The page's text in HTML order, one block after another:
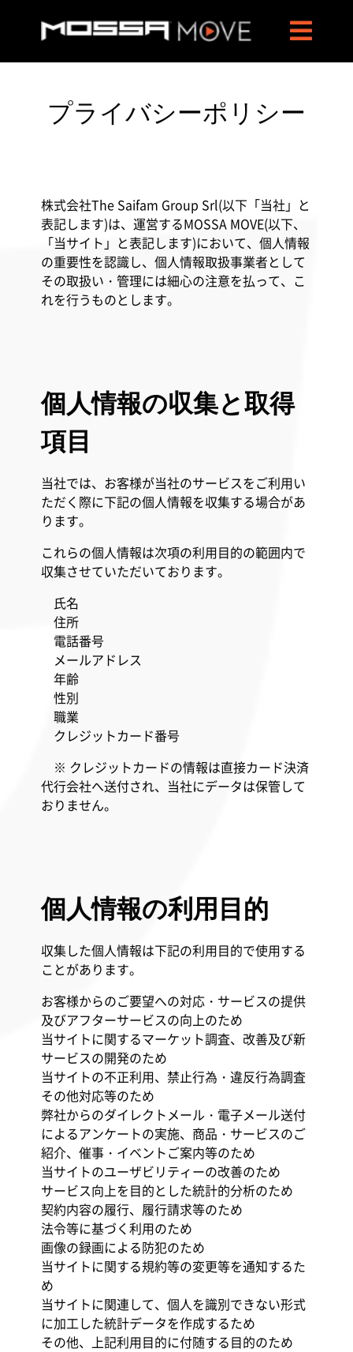
プライバシーポリシー
株式会社The Saifam Group Srl(以下「当社」と
表記します)は、運営するMOSSA MOVE(以下、
「当サイト」と表記します)において、個人情報
の重要性を認識し、個人情報取扱事業者として
その取扱い・管理には細心の注意を払って、こ
れを行うものとします。
個人情報の収集と取得
項目
当社では、お客様が当社のサービスをご利用い
ただく際に下記の個人情報を収集する場合があ
ります。
これらの個人情報は次項の利用目的の範囲内で
収集させていただいております。
氏名
住所
電話番号
メールアドレス
年齢
性別
職業
クレジットカード番号
※ クレジットカードの情報は直接カード決済
代行会社へ送付され、当社にデータは保管して
おりません。
個人情報の利用目的
収集した個人情報は下記の利用目的で使用する
ことがあります。
お客様からのご要望への対応・サービスの提供
及びアフターサービスの向上のため
当サイトに関するマーケット調査、改善及び新
サービスの開発のため
当サイトの不正利用、禁止行為・違反行為調査
その他対応等のため
弊社からのダイレクトメール・電子メール送付
によるアンケートの実施、商品・サービスのご
紹介、催事・イベントご案内等のため
当サイトのユーザビリティーの改善のため
サービス向上を目的とした統計的分析のため
契約内容の履行、履行請求等のため
法令等に基づく利用のため
画像の録画による防犯のため
当サイトに関する規約等の変更等を通知するた
め
当サイトに関連して、個人を識別できない形式
に加工した統計データを作成するため
その他、上記利用目的に付随する目的のため